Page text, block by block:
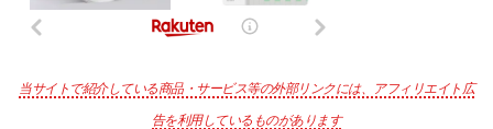
当サイトで紹介している商品・サービス等の外部リンクには、アフィリエイト広
告を利用しているものがあります